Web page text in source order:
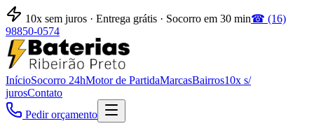
10x sem juros · Entrega grátis · Socorro em 30 min☎ (16)
98850-0574
InícioSocorro 24hMotor de PartidaMarcasBairros10x s/
jurosContato
Pedir orçamento